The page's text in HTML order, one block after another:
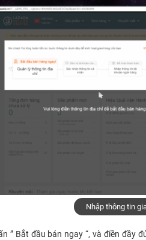
Nhập thông tin
” Bắt đầu bán ngay “, và điền đầy